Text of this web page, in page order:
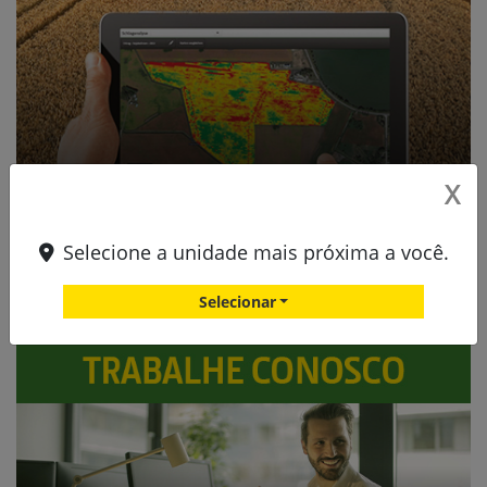
Linha John Deere
Clique e saiba mais sobre os modelos
X
Selecione a unidade mais próxima a você.
Selecionar